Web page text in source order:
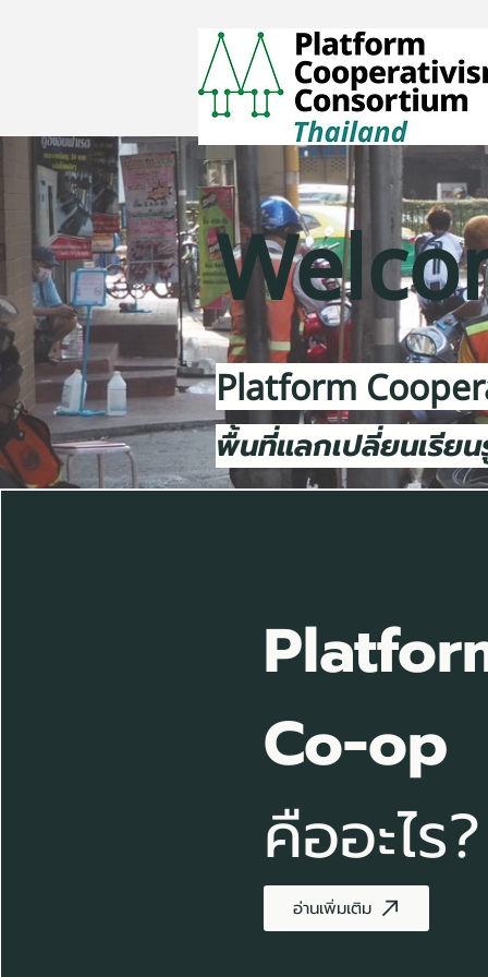
Platform
พื้นที่แลกเปลี่ยนเรีย
Co-op
คืออะไร?
อ่านเพิ่มเติม